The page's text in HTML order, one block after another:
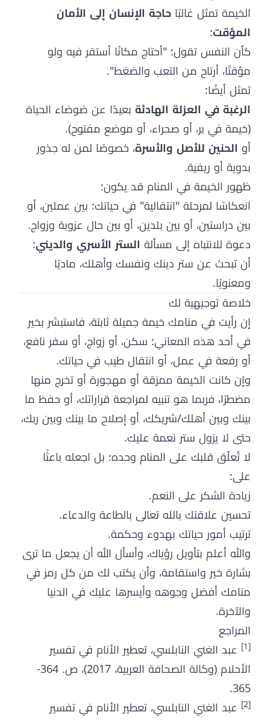
الخيمة تمثل غالبًا حاجة الإنسان إلى الأمان
المؤقت:
كأن النفس تقول: "أحتاج مكانًا أستقر فيه ولو
مؤقتًا، أرتاح من التعب والضغط".
تمثل أيضًا:
الرغبة في العزلة الهادئة بعيدًا عن ضوضاء الحياة
(خيمة في بر، أو صحراء، أو موضع مفتوح).
أو الحنين للأصل والأسرة، خصوصًا لمن له جذور
بدوية أو ريفية.
ظهور الخيمة في المنام قد يكون:
انعكاسًا لمرحلة "انتقالية" في حياتك: بين عملين، أو
بين دراستين، أو بين بلدين، أو بين حال عزوبة وزواج.
دعوة للانتباه إلى مسألة الستر الأسري والديني:
أن تبحث عن ستر دينك ونفسك وأهلك، ماديًا
ومعنويًا.
خلاصة توجيهية لك
إن رأيت في منامك خيمة جميلة ثابتة، فاستبشر بخير
في أحد هذه المعاني: سكن، أو زواج، أو سفر نافع،
أو رفعة في عمل، أو انتقال طيب في حياتك.
وإن كانت الخيمة ممزقة أو مهجورة أو تخرج منها
مضطرًا، فربما هو تنبيه لمراجعة قراراتك، أو حفظ ما
بينك وبين أهلك/شريكك، أو إصلاح ما بينك وبين ربك،
حتى لا يزول ستر نعمة عليك.
لا تُعلّق قلبك على المنام وحده؛ بل اجعله باعثًا
على:
زيادة الشكر على النعم.
تحسين علاقتك بالله تعالى بالطاعة والدعاء.
ترتيب أمور حياتك بهدوء وحكمة.
والله أعلم بتأويل رؤياك، وأسأل الله أن يجعل ما ترى
بشارة خير واستقامة، وأن يكتب لك من كل رمز في
منامك أفضل وجوهه وأيسرها عليك في الدنيا
والآخرة.
المراجع
[1]
عبد الغني النابلسي، تعطير الأنام في تفسير
الأحلام (وكالة الصحافة العربية، 2017)، ص. 364-
365.
[2]
عبد الغني النابلسي، تعطير الأنام في تفسير